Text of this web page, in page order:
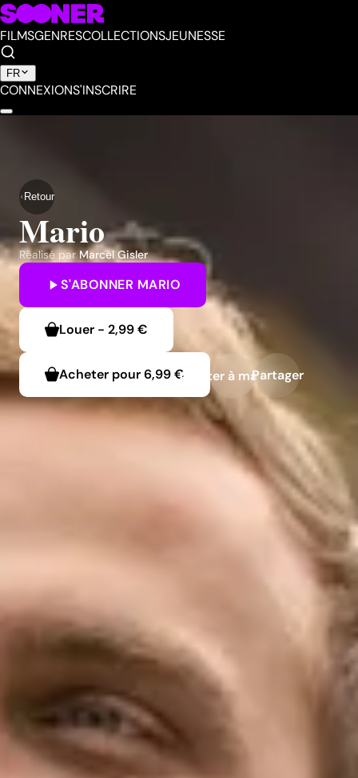
FILMSGENRESCOLLECTIONSJEUNESSE
FR
CONNEXIONS'INSCRIRE
Retour
Mario
Réalisé par Marcel Gisler
S'ABONNER MARIO
Louer - 2,99 €
Acheter pour6,99 €Ajouter à ma liste
Partager